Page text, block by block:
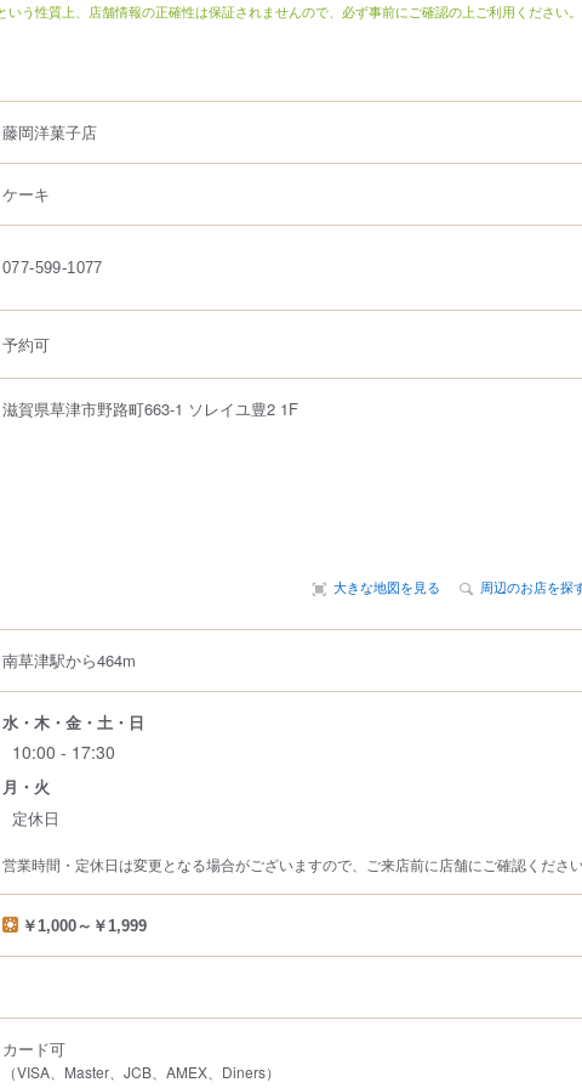
いう性質上、店舗情報の正確性は保証されませんので、必ず事前にご確認の上ご利用ください。
藤岡洋菓子店
ケーキ
077-599-1077
予約可
滋賀県草津市野路町663-1 ソレイユ豊2 1F
大きな地図を見る 周辺のお店を探
南草津駅から464m
水・木・金・土・日
10:00 - 17:30
月・火
定休日
営業時間・定休日は変更となる場合がございますので、ご来店前に店舗にご確認ください
￥1,000～￥1,999
カード可
（VISA、Master、JCB、AMEX、Diners）